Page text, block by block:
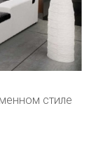
стиле